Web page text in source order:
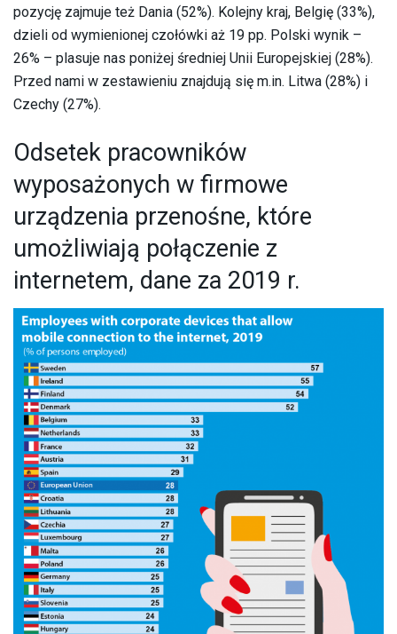
pozycję zajmuje też Dania (52%). Kolejny kraj, Belgię (33%),
dzieli od wymienionej czołówki aż 19 pp. Polski wynik –
26% – plasuje nas poniżej średniej Unii Europejskiej (28%).
Przed nami w zestawieniu znajdują się m.in. Litwa (28%) i
Czechy (27%).
Odsetek pracowników
wyposażonych w firmowe
urządzenia przenośne, które
umożliwiają połączenie z
internetem, dane za 2019 r.